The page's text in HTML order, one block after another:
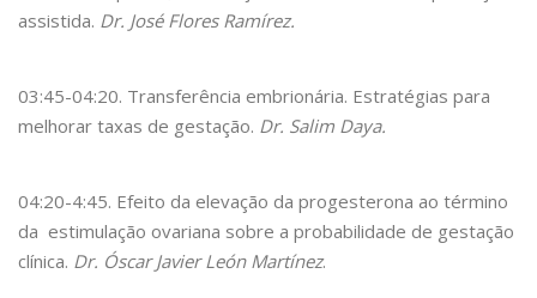
assistida. Dr. José Flores Ramírez.
03:45-04:20. Transferência embrionária. Estratégias para
melhorar taxas de gestação. Dr. Salim Daya.
04:20-4:45. Efeito da elevação da progesterona ao término
da estimulação ovariana sobre a probabilidade de gestação
clínica. Dr. Óscar Javier León Martínez.